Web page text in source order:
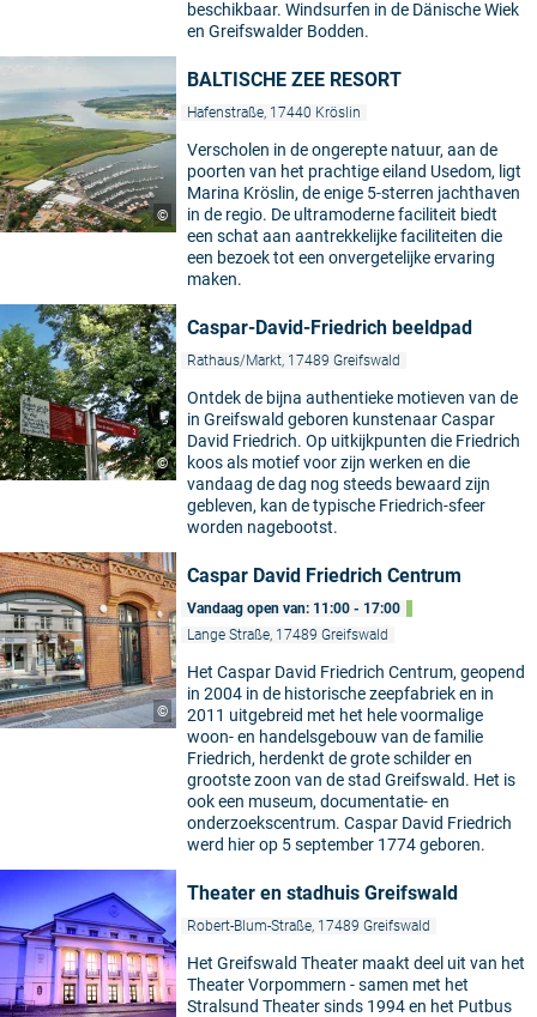
beschikbaar. Windsurfen in de Dänische Wiek
en Greifswalder Bodden.
©
BALTISCHE ZEE RESORT
Hafenstraße, 17440 Kröslin
Verscholen in de ongerepte natuur, aan de
poorten van het prachtige eiland Usedom, ligt
Marina Kröslin, de enige 5-sterren jachthaven
in de regio. De ultramoderne faciliteit biedt
een schat aan aantrekkelijke faciliteiten die
een bezoek tot een onvergetelijke ervaring
maken.
©
Caspar-David-Friedrich beeldpad
Rathaus/Markt, 17489 Greifswald
Ontdek de bijna authentieke motieven van de
in Greifswald geboren kunstenaar Caspar
David Friedrich. Op uitkijkpunten die Friedrich
koos als motief voor zijn werken en die
vandaag de dag nog steeds bewaard zijn
gebleven, kan de typische Friedrich-sfeer
worden nagebootst.
©
Caspar David Friedrich Centrum
Vandaag open van: 11:00 - 17:00
Lange Straße, 17489 Greifswald
Het Caspar David Friedrich Centrum, geopend
in 2004 in de historische zeepfabriek en in
2011 uitgebreid met het hele voormalige
woon- en handelsgebouw van de familie
Friedrich, herdenkt de grote schilder en
grootste zoon van de stad Greifswald. Het is
ook een museum, documentatie- en
onderzoekscentrum. Caspar David Friedrich
werd hier op 5 september 1774 geboren.
Theater en stadhuis Greifswald
Robert-Blum-Straße, 17489 Greifswald
Het Greifswald Theater maakt deel uit van het
Theater Vorpommern - samen met het
Stralsund Theater sinds 1994 en het Putbus